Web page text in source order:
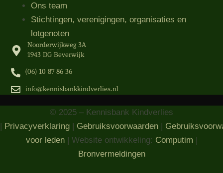
Ons team
Stichtingen, verenigingen, organisaties​ en
lotgenoten
Noorderwijkweg 3A
1943 DG Beverwijk
(06) 10 87 86 36‬
info@kennisbankkindverlies.nl
© 2025 – Kennisbank Kindverlies
| Privacyverklaring | Gebruiksvoorwaarden |
voor leden| Website ontwikkeling: Computim |
Bronvermeldingen